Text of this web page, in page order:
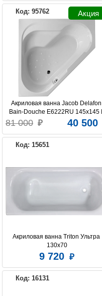
Код: 95762
Акриловая ванна Jacob Delafon
Bain-Douche E6222RU 145x145
81 000 40 500
Код: 15651
Акриловая ванна Triton Ультра
130x70
9 720
Код: 16131